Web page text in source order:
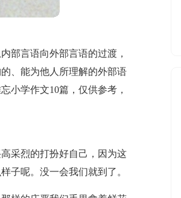
部言语向外部言语的过渡，
、能为他人所理解的外部语
小学作文10篇，仅供参考，
采烈的打扮好自己，因为这
子呢。没一会我们就到了。